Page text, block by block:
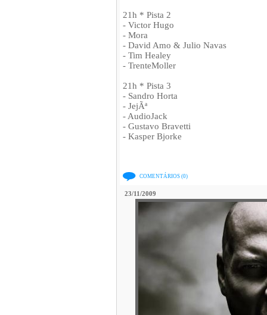
21h * Pista 2
- Victor Hugo
- Mora
- David Amo & Julio Navas
- Tim Healey
- TrenteMoller
21h * Pista 3
- Sandro Horta
- JejÃª
- AudioJack
- Gustavo Bravetti
- Kasper Bjorke
COMENTÁRIOS (0)
23/11/2009